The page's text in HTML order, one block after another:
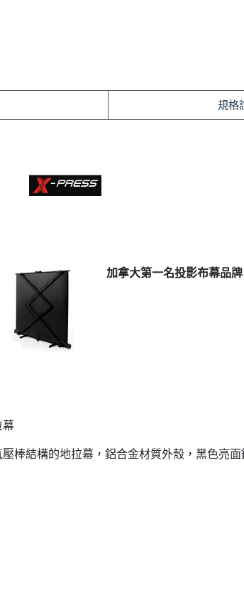
規格
加拿大第一名投影布幕品
幕
棒結構的地拉幕，鋁合金材質外殼，黑色亮